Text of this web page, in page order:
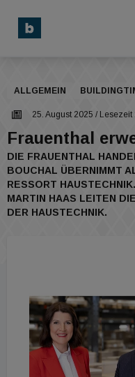
ALLGEMEIN
25. August 2025 / Lesezeit
Frauenthal
DIE FRAUENTHAL
BOUCHAL ÜBERNIMMT
RESSORT
MARTIN HAAS LEITEN
DER HAUSTECHNIK.